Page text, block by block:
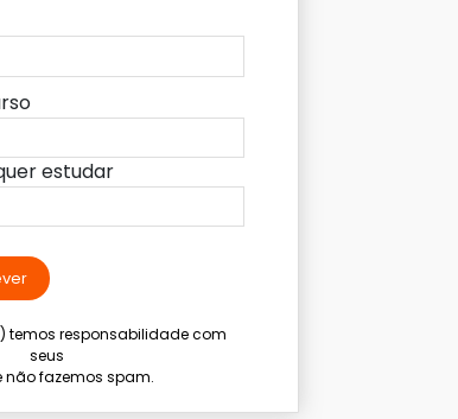
estudar
temos responsabilidade com
seus
não fazemos spam.